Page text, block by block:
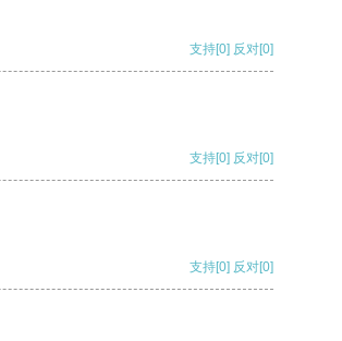
支持[0] 反对[0]
支持[0] 反对[0]
支持[0] 反对[0]